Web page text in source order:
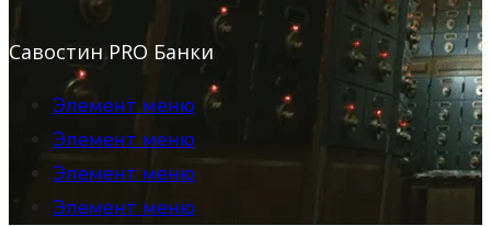
Савостин PRO Банки
Элемент меню
Элемент меню
Элемент меню
Элемент меню